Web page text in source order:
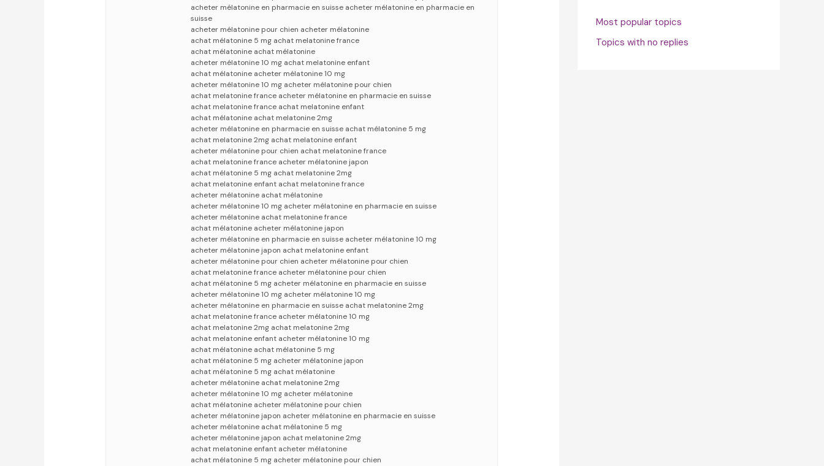
acheter mélatonine en pharmacie en suisse acheter mélatonine en pharmacie en
suisse
acheter mélatonine pour chien acheter mélatonine
achat mélatonine 5 mg achat melatonine france
achat mélatonine achat mélatonine
acheter mélatonine 10 mg achat melatonine enfant
achat mélatonine acheter mélatonine 10 mg
acheter mélatonine 10 mg acheter mélatonine pour chien
achat melatonine france acheter mélatonine en pharmacie en suisse
achat melatonine france achat melatonine enfant
achat mélatonine achat melatonine 2mg
acheter mélatonine en pharmacie en suisse achat mélatonine 5 mg
achat melatonine 2mg achat melatonine enfant
acheter mélatonine pour chien achat melatonine france
achat melatonine france acheter mélatonine japon
achat mélatonine 5 mg achat melatonine 2mg
achat melatonine enfant achat melatonine france
acheter mélatonine achat mélatonine
acheter mélatonine 10 mg acheter mélatonine en pharmacie en suisse
acheter mélatonine achat melatonine france
achat mélatonine acheter mélatonine japon
acheter mélatonine en pharmacie en suisse acheter mélatonine 10 mg
acheter mélatonine japon achat melatonine enfant
acheter mélatonine pour chien acheter mélatonine pour chien
achat melatonine france acheter mélatonine pour chien
achat mélatonine 5 mg acheter mélatonine en pharmacie en suisse
acheter mélatonine 10 mg acheter mélatonine 10 mg
acheter mélatonine en pharmacie en suisse achat melatonine 2mg
achat melatonine france acheter mélatonine 10 mg
achat melatonine 2mg achat melatonine 2mg
achat melatonine enfant acheter mélatonine 10 mg
achat mélatonine achat mélatonine 5 mg
achat mélatonine 5 mg acheter mélatonine japon
achat mélatonine 5 mg achat mélatonine
acheter mélatonine achat melatonine 2mg
acheter mélatonine 10 mg acheter mélatonine
achat mélatonine acheter mélatonine pour chien
acheter mélatonine japon acheter mélatonine en pharmacie en suisse
acheter mélatonine achat mélatonine 5 mg
acheter mélatonine japon achat melatonine 2mg
achat melatonine enfant acheter mélatonine
achat mélatonine 5 mg acheter mélatonine pour chien
Most popular topics
Topics with no replies